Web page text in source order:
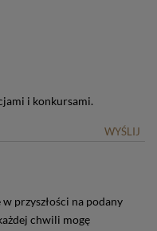
i konkursami.
WYŚLIJ
przyszłości na podany
chwili mogę